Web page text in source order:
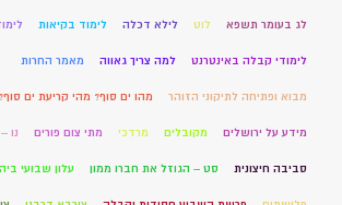
לג בעומר תשפא לוט לילא דכלה לימוד בקיאות
לימודי קבלה באינטרנט למה צריך גאווה מאמר החרות
מבוא ופתיחה לתיקוני הזוהר מהו ים סוף? מהי קריעת ים סוף?
מידע על ירושלים מקובלים מרדכי מתי צום פורים נו
סביבה חיצונית סט – הגוזל את חברו ממון עלון שבועי